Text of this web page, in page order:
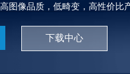
图像品质，低畸变，高性价比
下载中心